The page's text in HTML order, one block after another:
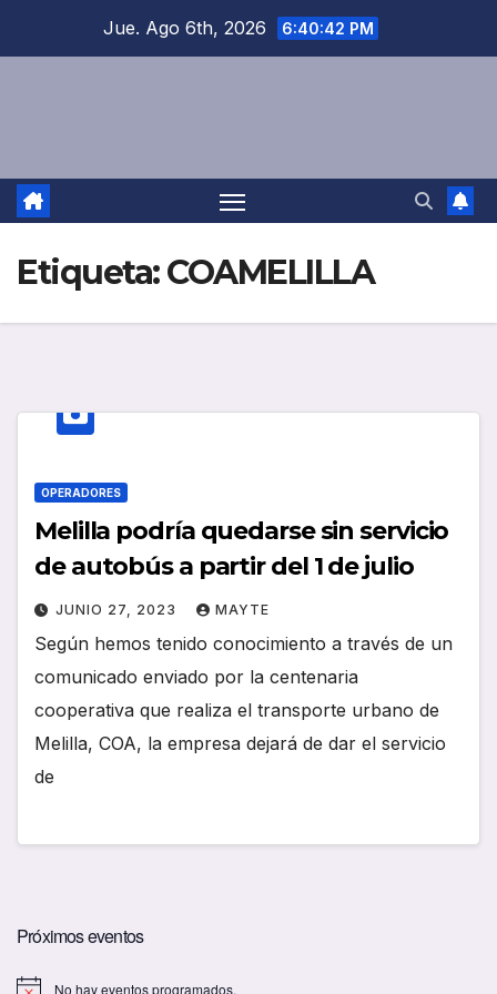
Jue. Ago 6th, 2026 6:40:43 PM
Etiqueta:COAMELILLA
OPERADORES
Melilla podría quedarse sin servicio
de autobús a partir del 1 de julio
JUNIO 27, 2023 MAYTE
Según hemos tenido conocimiento a través de un
comunicado enviado por la centenaria
cooperativa que realiza el transporte urbano de
Melilla, COA, la empresa dejará de dar el servicio
de
Próximos eventos
No hay eventos programados.